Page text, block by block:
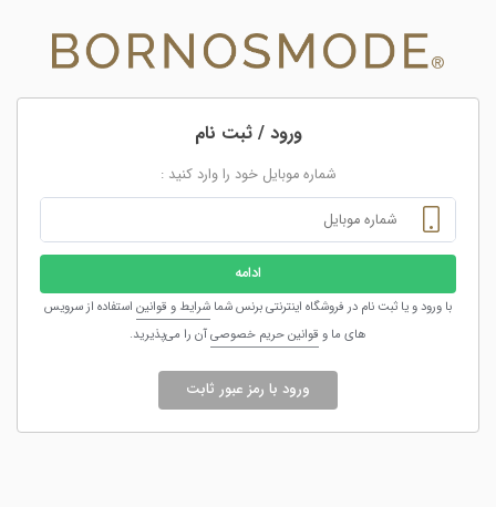
ورود / ثبت نام
شماره موبایل خود را وارد کنید :
ادامه
با ورود و یا ثبت نام در فروشگاه اینترنتی برنس شما شرایط و قوانین استفاده از سرویس
های ما و قوانین حریم خصوصیآن را می‌پذیرید.
ورود با رمز عبور ثابت